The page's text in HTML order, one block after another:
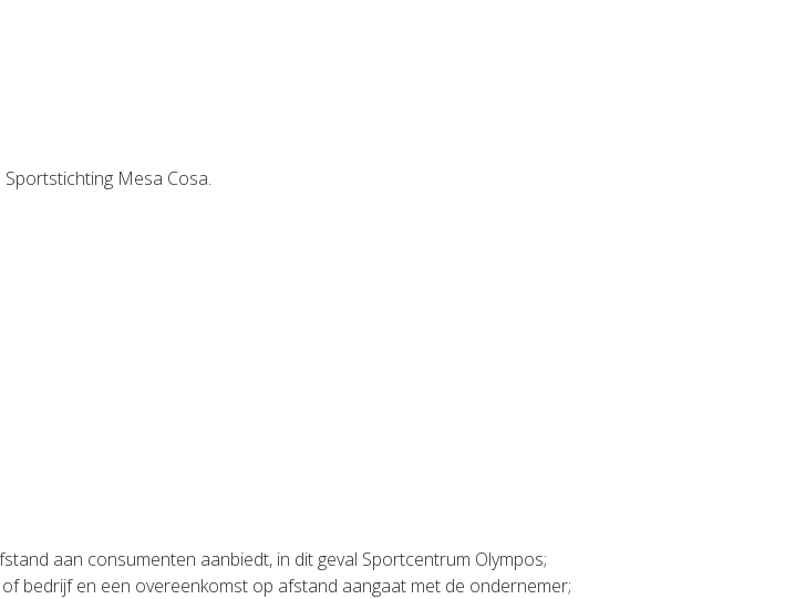
Mesa Cosa.
aan consumenten aanbiedt, in dit geval Sportcentrum Olympos;
bedrijf en een overeenkomst op afstand aangaat met de ondernemer;